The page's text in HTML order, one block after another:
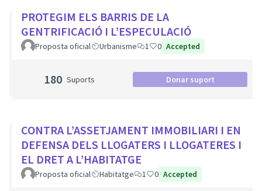
PROTEGIM ELS BARRIS DE LA
GENTRIFICACIÓ I L’ESPECULACIÓ
Proposta oficial Urbanisme 1 0 Accepted
180 Suports Donar suport
CONTRA L’ASSETJAMENT IMMOBILIARI I EN
DEFENSA DELS LLOGATERS I LLOGATERES I
EL DRET A L’HABITATGE
Proposta oficial Habitatge 1 0 Accepted